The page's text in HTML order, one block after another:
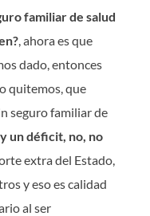
familiar de salud
, ahora es que
dado, entonces
quitemos, que
seguro familiar de
un déficit, no, no
extra del Estado,
y eso es calidad
al ser